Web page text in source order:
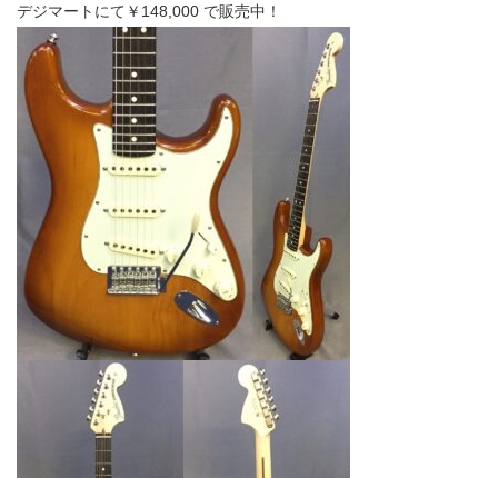
デジマートにて￥148,000 で販売中！